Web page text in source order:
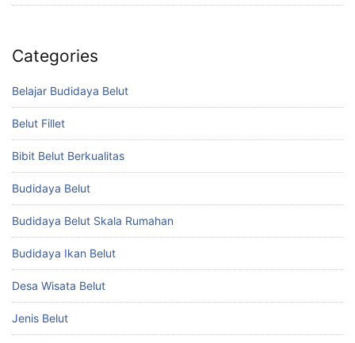
Categories
Belajar Budidaya Belut
Belut Fillet
Bibit Belut Berkualitas
Budidaya Belut
Budidaya Belut Skala Rumahan
Budidaya Ikan Belut
Desa Wisata Belut
Jenis Belut